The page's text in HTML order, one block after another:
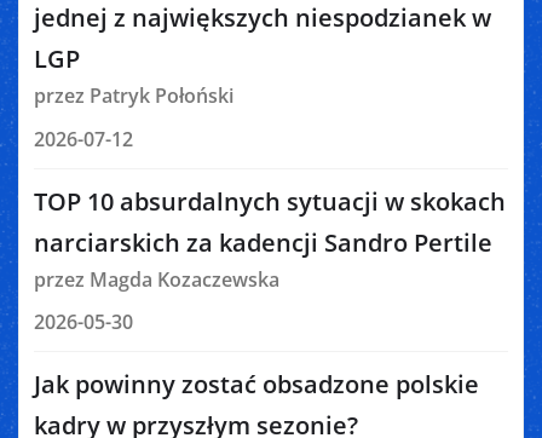
jednej z największych niespodzianek w
LGP
przez Patryk Połoński
2026-07-12
TOP 10 absurdalnych sytuacji w skokach
narciarskich za kadencji Sandro Pertile
przez Magda Kozaczewska
2026-05-30
Jak powinny zostać obsadzone polskie
kadry w przyszłym sezonie?